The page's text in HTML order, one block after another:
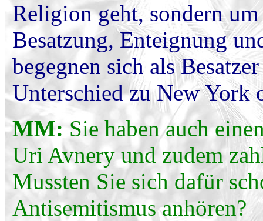
Religion geht, sondern
Besatzung, Enteignung
begegnen sich als
Unterschied zu New York
MM: Sie haben auch
Uri Avnery und zudem
Mussten Sie sich dafür
Antisemitismus anhören?